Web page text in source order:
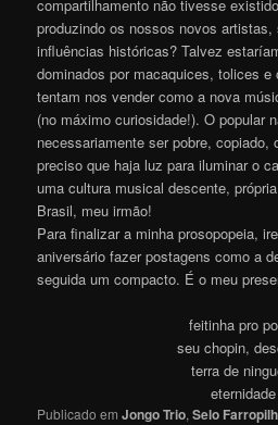
compartilhamento não tivesse
produzindo os nossos novos
influências históricas? Talvez
dominados por macaquices, tolices e
tentam nos vender como a nova
(no máximo curiosidade!). O popular
necessariamente ser pobre, copiado,
preciso que haja luz para iluminar o
uma cultura musical descente,
Brasil, meu irmão!
Para finalizar a minha prosopopeia,
aniversário fazer postagens como a
seguida um compacto. É o meu
feitinha pro
seu chopin,
terra de
eternidade
Publicado em Jongo Trio,Selo